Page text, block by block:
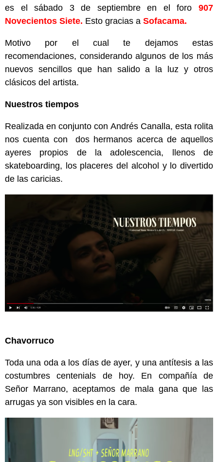
es el sábado 3 de septiembre en el foro 907
Novecientos Siete. Esto gracias a Sofacama.
Motivo por el cual te dejamos estas
recomendaciones, considerando algunos de los más
nuevos sencillos que han salido a la luz y otros
clásicos del artista.
Nuestros tiempos
Realizada en conjunto con Andrés Canalla, esta rolita
nos cuenta con dos hermanos acerca de aquellos
ayeres propios de la adolescencia, llenos de
skateboarding, los placeres del alcohol y lo divertido
de las caricias.
Chavorruco
Toda una oda a los días de ayer, y una antítesis a las
costumbres centenials de hoy. En compañía de
Señor Marrano, aceptamos de mala gana que las
arrugas ya son visibles en la cara.